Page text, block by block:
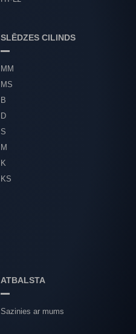
SLĒDZES CILINDS
MM
MS
B
D
S
M
K
KS
ATBALSTA
Sazinies ar mums